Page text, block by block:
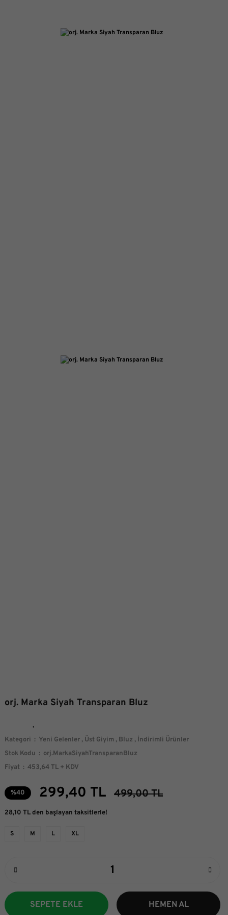
orj. Marka Siyah Transparan Bluz
Kategori Yeni Gelenler , Üst Giyim , Bluz , İndirimli Ürünler
Stok Kodu
orj.MarkaSiyahTransparanBluz
Fiyat
453,64 TL + KDV
%40 299,40 TL 499,00 TL
28,10 TL den başlayan taksitlerle!
S M L XL
SEPETE EKLE HEMEN AL